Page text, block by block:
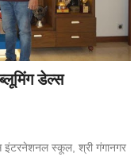
डेल्स
इंटरनेशनल स्कूल, श्री गंगानगर